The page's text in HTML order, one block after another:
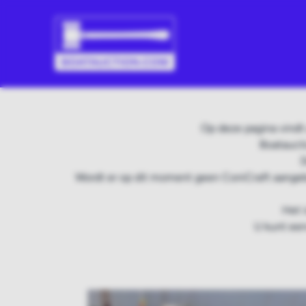
Op deze pagina
Wordt er op dit moment geen ConiCraft
Het
U kunt